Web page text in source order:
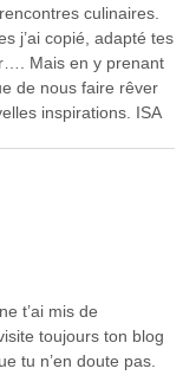
culinaires.
j’ai copié, adapté tes
Mais en y prenant
de nous faire rêver
inspirations. ISA
t’ai mis de
toujours ton blog
tu n’en doute pas.